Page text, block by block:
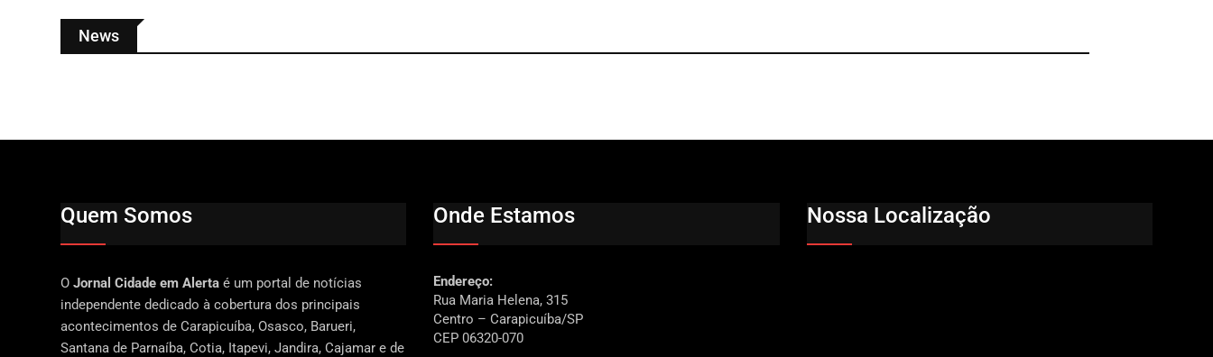
News
Quem Somos
O Jornal Cidade em Alerta é um portal de notícias
independente dedicado à cobertura dos principais
acontecimentos de Carapicuíba, Osasco, Barueri,
Santana de Parnaíba, Cotia, Itapevi, Jandira, Cajamar e de
Onde Estamos
Endereço:
Rua Maria Helena, 315
Centro – Carapicuíba/SP
CEP 06320-070
Nossa Localização